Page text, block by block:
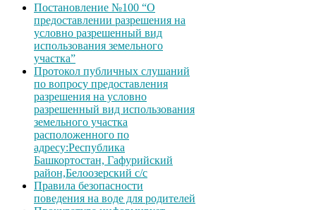
Постановление №100 “О
предоставлении разрешения на
условно разрешенный вид
использования земельного
участка”
Протокол публичных слушаний
по вопросу предоставления
разрешения на условно
разрешенный вид использования
земельного участка
расположенного по
адресу:Республика
Башкортостан, Гафурийский
район,Белоозерский с/с
Правила безопасности
поведения на воде для родителей